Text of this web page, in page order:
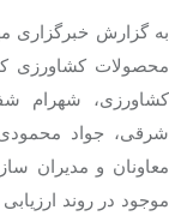
به گزارش خبرگزاری
محصولات کشاورزی
کشاورزی، شهرام
شرقی، جواد
معاونان و مدیران
موجود در روند